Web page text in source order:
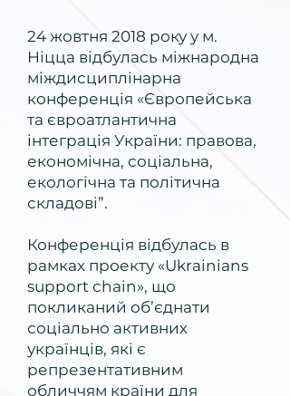
24 жовтня 2018 року у м.
Ніцца відбулась міжнародна
міждисциплінарна
конференція «Європейська
та євроатлантична
інтеграція України: правова,
економічна, соціальна,
екологічна та політична
складові”.
Конференція відбулась в
рамках проекту «Ukrainians
support chain», що
покликаний об’єднати
соціально активних
українців, які є
репрезентативним
обличчям країни для